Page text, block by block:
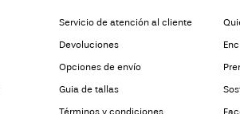
Servicio de atención al cliente
Devoluciones
Opciones de envío
Guia de tallas
Términos y condiciones